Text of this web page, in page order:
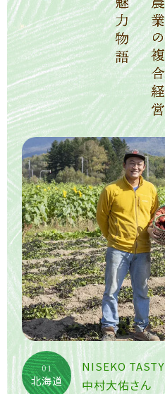
01
北海道
NISEKO TASTY
中村大佑さん